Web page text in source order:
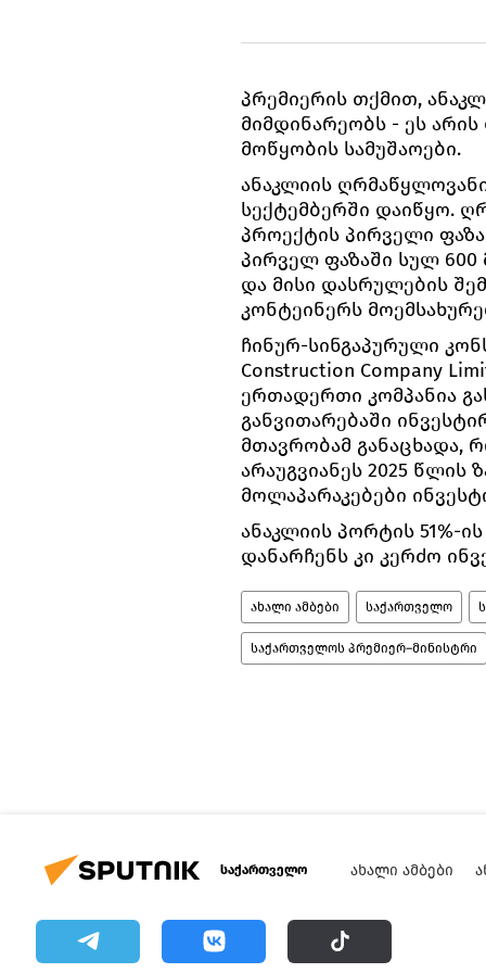
პრემიერის თქმით,
მიმდინარეობს - ეს
მოწყობის სამუშაოები.
ანაკლიის
სექტემბერში დაიწყო.
პროექტის პირველი
პირველ ფაზაში სულ
და მისი დასრულების
კონტეინერს
ჩინურ-სინგაპურული
Construction Company
ერთადერთი კომპანია
განვითარებაში
მთავრობამ განაცხადა,
არაუგვიანეს 2025 წლის
მოლაპარაკებები
ანაკლიის პორტის 51%-
დანარჩენს კი კერძო
ახალი ამბები საქართველო
საქართველოს პრემიერ–მინისტრი
საქართველო ᲐᲮᲐᲚᲘ ᲐᲛᲑᲔᲑᲘ